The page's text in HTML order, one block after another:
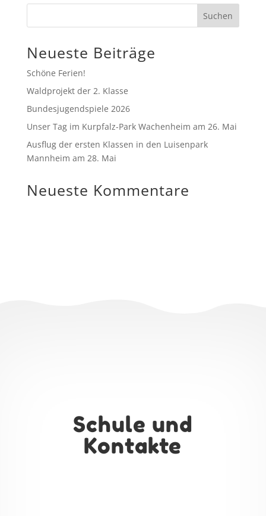
Neueste Beiträge
Schöne Ferien!
Waldprojekt der 2. Klasse
Bundesjugendspiele 2026
Unser Tag im Kurpfalz-Park Wachenheim am 26. Mai
Ausflug der ersten Klassen in den Luisenpark
Mannheim am 28. Mai
Neueste Kommentare
Schule und
Kontakte